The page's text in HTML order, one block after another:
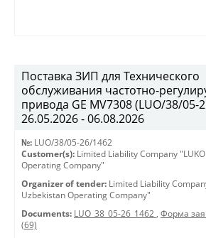
Поставка ЗИП для Технического
обслуживания частотно-
привода GE MV7308 (LUO/38/05-
26.05.2026 - 06.08.2026
№: LUO/38/05-26/1462
Customer(s): Limited Liability Company
Operating Company"
Organizer of tender: Limited Liability
Uzbekistan Operating Company"
Documents: LUO_38_05-26_1462 , Форма
(69)